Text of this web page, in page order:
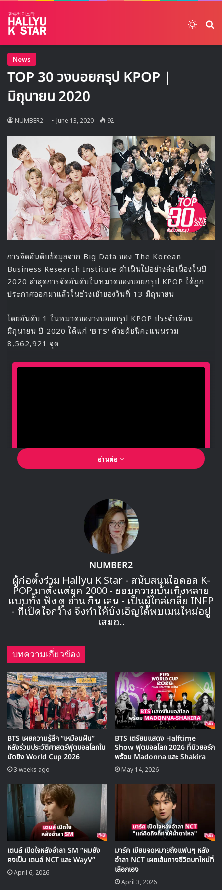
News
TOP 30 วงบอยกรุป KPOP |
มิถุนายน 2020
NUMBER2 June 13, 2020 92
การจัดอันดับข้อมูลจาก Big Data ของ The Korean
Business Research Institute ดำเนินไปอย่างต่อเนื่องในปี
2020 ล่าสุดการจัดอันดับในหมวดของบอยกรุป KPOP ได้ถูก
ประกาศออกมาแล้วในช่วงเช้าของวันที่ 13 มิถุนายน
โดยอันดับ 1 ในหมวดของวงบอยกรุป KPOP ประจำเดือน
มิถุนายน ปี 2020 ได้แก่ ‘BTS’ ด้วยดัชนีคะแนนรวม
8,562,921 จุด
▶ คลิกดูสัมภาษณ์พิเศษ
และคียเวิร์ดที่ถูกพูดถึงร่วมกับชื่อของ BTS มากที่สุดคือ
‘Billboard, ‘YouTube’ และ ‘ครบรอบ 7 ปี’
สำหรับภาพรวมของ 30 อันดับประจำเดือน มิถุนายน 2020 เป็น
ดังนี้
อ่านต่อ
NUMBER2
ผู้ก่อตั้งร่วม Hallyu K Star - สนับสนุนไอดอล K-
POP มาตั้งแต่ยุค 2000 - ชอบความบันเทิงหลาย
แบบทั้ง ฟัง ดู อ่าน กิน เล่น - เป็นผู้ไกล่เกลี่ย INFP
- ที่เปิดใจกว้าง จึงทำให้บังเอิญได้พบเมนใหม่อยู่
เสมอ..
บทความเกี่ยวข้อง
BTS เผยความรู้สึก “เหมือนฝัน”
หลังร่วมประวัติศาสตร์ฟุตบอลโลกใน
นัดชิง World Cup 2026
3 weeks ago
BTS เตรียมแสดง Halftime
Show ฟุตบอลโลก 2026 ที่นิวยอร์ก
พร้อม Madonna และ Shakira
May 14, 2026
เตนล์ เปิดใจหลังอำลา SM “ผมยัง
คงเป็น เตนล์ NCT และ WayV”
April 6, 2026
มาร์ค เขียนจดหมายถึงแฟนๆ หลัง
อำลา NCT เผยเส้นทางชีวิตบทใหม่ที่
เลือกเอง
April 3, 2026